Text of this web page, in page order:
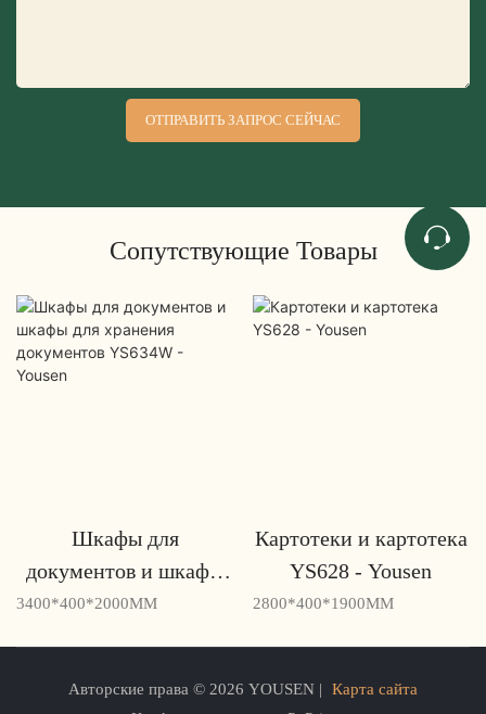
ОТПРАВИТЬ ЗАПРОС СЕЙЧАС
Сопутствующие Товары
Шкафы для
документов и шкафы
для хранения
3400*400*2000MM
Картотеки и картотека
YS628 - Yousen
2800*400*1900MM
Авторские права © 2026 YOUSEN | Карта сайта